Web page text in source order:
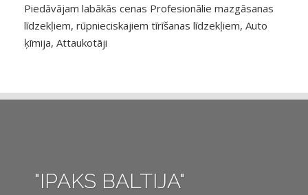
Piedāvājam labākās cenas Profesionālie mazgāsanas
līdzekļiem, rūpnieciskajiem tīrīšanas līdzekļiem, Auto
ķīmija, Attaukotāji
"IPAKS BALTIJA"